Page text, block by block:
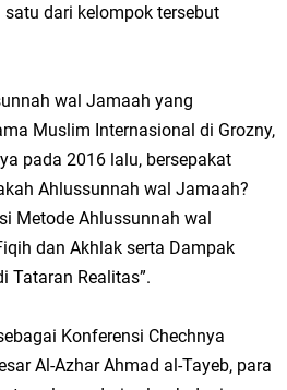
dari kelompok tersebut
wal Jamaah yang
Muslim Internasional di Grozny,
pada 2016 lalu, bersepakat
Ahlussunnah wal Jamaah?
Metode Ahlussunnah wal
dan Akhlak serta Dampak
Tataran Realitas”.
Konferensi Chechnya
Al-Azhar Ahmad al-Tayeb, para